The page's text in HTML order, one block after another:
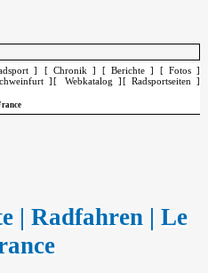
] [ Chronik ] [ Berichte ]
[ Fotos ]
][ Webkatalog ][ Radsportseiten ]
| Radfahren | Le